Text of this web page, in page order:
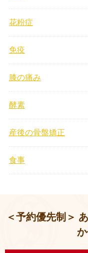
花粉症
免疫
膝の痛み
酵素
産後の骨盤矯正
食事
＜予約優先制＞